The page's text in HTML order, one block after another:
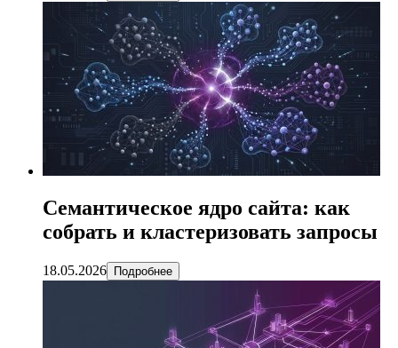
Семантическое ядро сайта: как
собрать и кластеризовать запросы
18.05.2026 Подробнее